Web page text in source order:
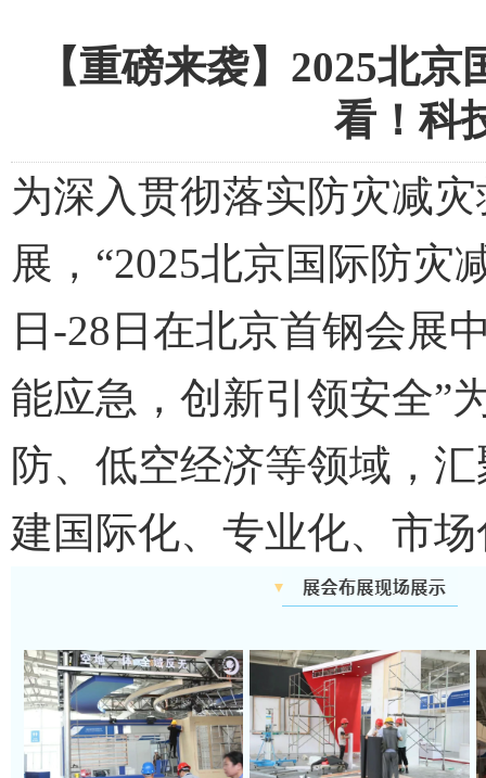
【重磅来袭】2025北
看！科
为深入贯彻落实防灾减
展，“2025北京国际防灾
日-28日在北京首钢会展
能应急，创新引领安全”
防、低空经济等领域，
建国际化、专业化、市